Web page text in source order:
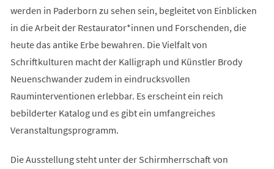
werden in Paderborn zu sehen sein, begleitet von Einblicken
in die Arbeit der Restaurator*innen und Forschenden, die
heute das antike Erbe bewahren. Die Vielfalt von
Schriftkulturen macht der Kalligraph und Künstler Brody
Neuenschwander zudem in eindrucksvollen
Rauminterventionen erlebbar. Es erscheint ein reich
bebilderter Katalog und es gibt ein umfangreiches
Veranstaltungsprogramm.
Die Ausstellung steht unter der Schirmherrschaft von